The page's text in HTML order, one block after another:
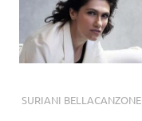
SURIANI BELLACANZONE